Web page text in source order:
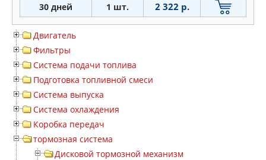
30 дней 1 шт. 2 322 р.
Двигатель
Фильтры
Система подачи топлива
Подготовка топливной смеси
Система выпуска
Система охлаждения
Коробка передач
тормозная система
Дисковой тормозной механизм